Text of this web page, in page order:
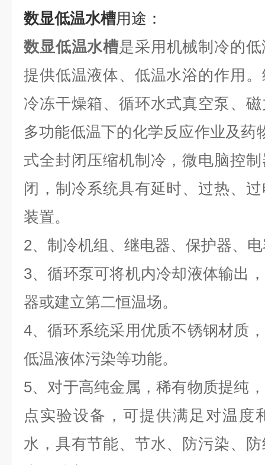
数显低温水槽用途：
数显低温水槽是采用机械制冷的
提供低温液体、低温水浴的作用
冷冻干燥箱、循环水式真空泵、
多功能低温下的化学反应作业及药
式全封闭压缩机制冷，微电脑控
闭，制冷系统具有延时、过热、
装置。
2、制冷机组、继电器、保护器、
3、循环泵可将机内冷却液体输出
器或建立第二恒温场。
4、循环系统采用优质不锈钢材质
低温液体污染等功能。
5、对于高纯金属，稀有物质提纯
点实验设备，可提供满足对温度
水，具有节能、节水、防污染、